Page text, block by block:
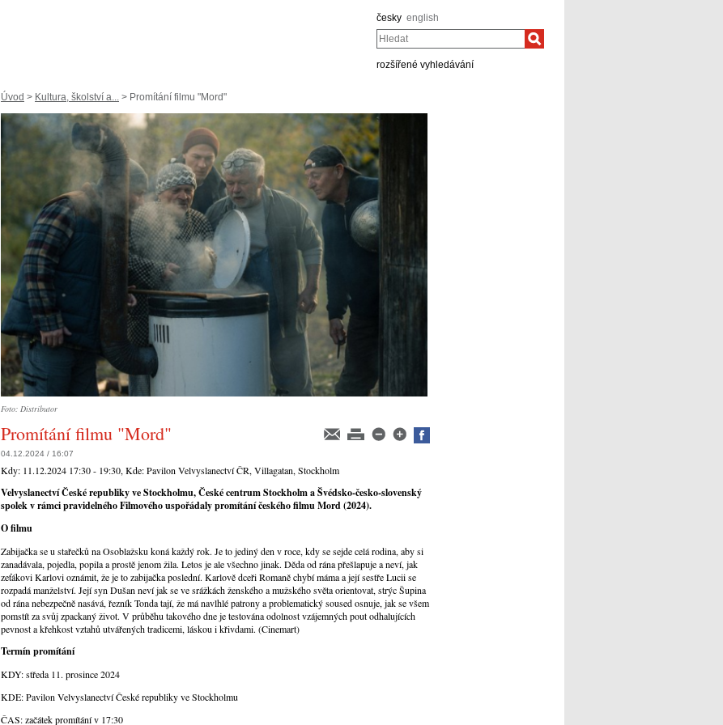
česky english
Hledat
rozšířené vyhledávání
Úvod > Kultura, školství a... > Promítání filmu "Mord"
Foto: Distributor
Promítání filmu "Mord"
04.12.2024 / 16:07
Kdy: 11.12.2024 17:30 - 19:30, Kde:Pavilon Velvyslanectví ČR, Villagatan, Stockholm
Velvyslanectví České republiky ve Stockholmu, České centrum Stockholm a Švédsko-česko-slovenský
spolek v rámci pravidelného Filmového uspořádaly promítání českého filmu Mord (2024).
O filmu
Zabijačka se u stařečků na Osoblažsku koná každý rok. Je to jediný den v roce, kdy se sejde celá rodina, aby si
zanadávala, pojedla, popila a prostě jenom žila. Letos je ale všechno jinak. Děda od rána přešlapuje a neví, jak
zeťákovi Karlovi oznámit, že je to zabijačka poslední. Karlově dceři Romaně chybí máma a její sestře Lucii se
rozpadá manželství. Její syn Dušan neví jak se ve srážkách ženského a mužského světa orientovat, strýc Šupina
od rána nebezpečně nasává, řezník Tonda tají, že má navlhlé patrony a problematický soused osnuje, jak se všem
pomstít za svůj zpackaný život. V průběhu takového dne je testována odolnost vzájemných pout odhalujících
pevnost a křehkost vztahů utvářených tradicemi, láskou i křivdami. (Cinemart)
Termín promítání
KDY: středa 11. prosince 2024
KDE: Pavilon Velvyslanectví České republiky ve Stockholmu
ČAS: začátek promítání v 17:30